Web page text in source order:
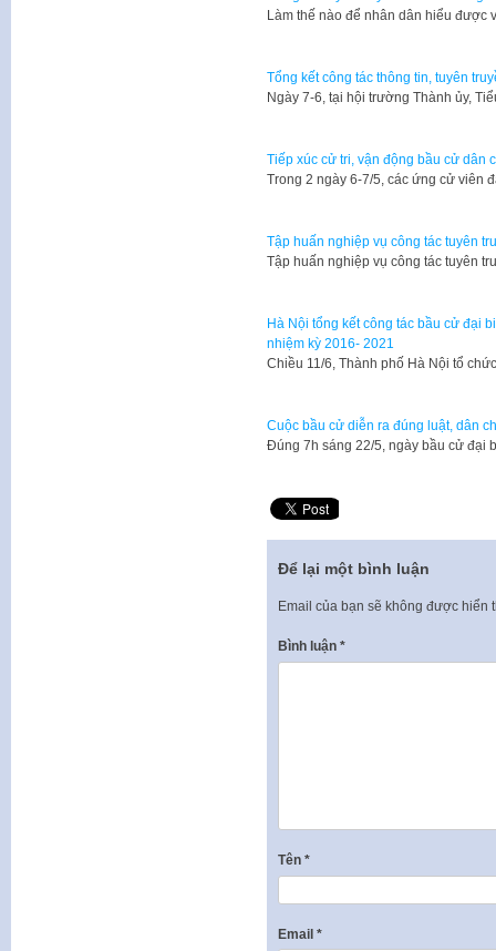
Làm thế nào để nhân dân hiểu
Tổng kết công tác thông tin, tuyên
Ngày 7-6, tại hội trường Thành ủy,
Tiếp xúc cử tri, vận động bầu cử dân
Trong 2 ngày 6-7/5, các ứng cử viên
Tập huấn nghiệp vụ công tác tuyên
Tập huấn nghiệp vụ công tác tuyên
Hà Nội tổng kết công tác bầu cử đại
nhiệm kỳ 2016- 2021
Chiều 11/6, Thành phố Hà Nội tổ
Cuộc bầu cử diễn ra đúng luật, dân
Đúng 7h sáng 22/5, ngày bầu cử đại
Để lại một bình luận
Email của bạn sẽ không được hiển
Bình luận *
Tên *
Email *